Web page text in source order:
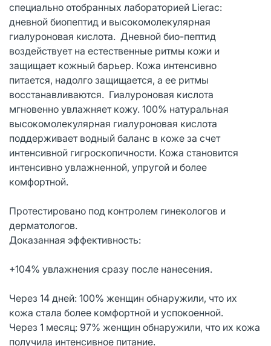
специально отобранных лабораторией Lierac:
дневной биопептид и высокомолекулярная
гиалуроновая кислота. Дневной био-пептид
воздействует на естественные ритмы кожи и
защищает кожный барьер. Кожа интенсивно
питается, надолго защищается, а ее ритмы
восстанавливаются. Гиалуроновая кислота
мгновенно увлажняет кожу. 100% натуральная
высокомолекулярная гиалуроновая кислота
поддерживает водный баланс в коже за счет
интенсивной гигроскопичности. Кожа становится
интенсивно увлажненной, упругой и более
комфортной.
Протестировано под контролем гинекологов и
дерматологов.
Доказанная эффективность:
+104% увлажнения сразу после нанесения.
Через 14 дней: 100% женщин обнаружили, что их
кожа стала более комфортной и успокоенной.
Через 1 месяц: 97% женщин обнаружили, что их кожа
получила интенсивное питание.